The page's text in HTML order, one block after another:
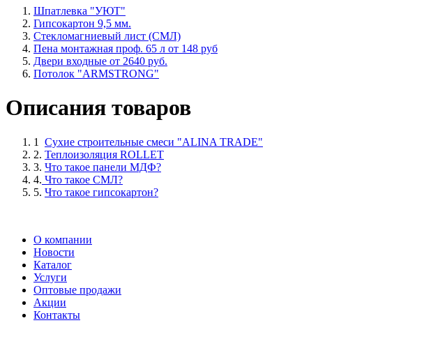
Шпатлевка "УЮТ"
Гипсокартон 9,5 мм.
Стекломагниевый лист (СМЛ)
Пена монтажная проф. 65 л от 148 руб
Двери входные от 2640 руб.
Потолок "ARMSTRONG"
Описания товаров
1 Сухие строительные смеси "ALINA TRADE"
2. Теплоизоляция ROLLET
3. Что такое панели МДФ?
4. Что такое СМЛ?
5. Что такое гипсокартон?
О компании
Новости
Каталог
Услуги
Оптовые продажи
Акции
Контакты